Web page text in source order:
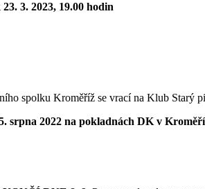
3. 2023, 19.00 hodin
spolku Kroměříž se vrací na Klub Starý
srpna 2022 na pokladnách DK v